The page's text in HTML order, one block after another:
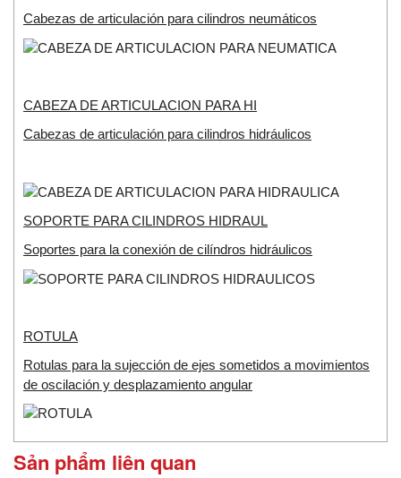
Cabezas de articulación para cilindros neumáticos
CABEZA DE ARTICULACION PARA HI
Cabezas de articulación para cilindros hidráulicos
SOPORTE PARA CILINDROS HIDRAUL
Soportes para la conexión de cilíndros hidráulicos
ROTULA
Rotulas para la sujección de ejes sometidos a movimientos
de oscilación y desplazamiento angular
Sản phẩm liên quan